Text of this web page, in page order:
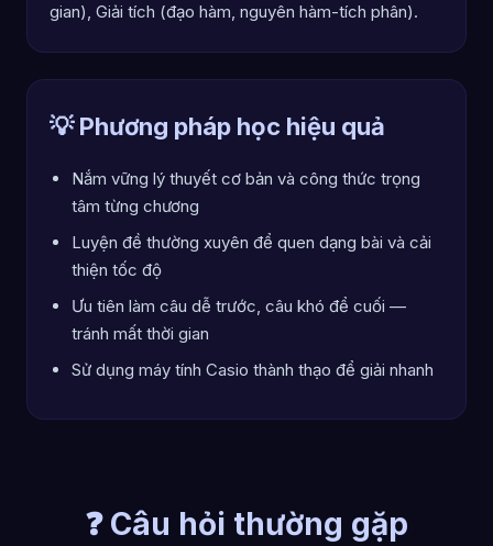
gian), Giải tích (đạo hàm, nguyên hàm-tích phân).
💡 Phương pháp học hiệu quả
Nắm vững lý thuyết cơ bản và công thức trọng
tâm từng chương
Luyện đề thường xuyên để quen dạng bài và cải
thiện tốc độ
Ưu tiên làm câu dễ trước, câu khó để cuối —
tránh mất thời gian
Sử dụng máy tính Casio thành thạo để giải nhanh
❓ Câu hỏi thường gặp